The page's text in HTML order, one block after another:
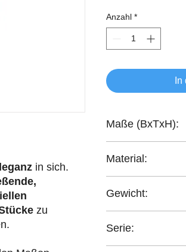
in sich.
zu
Anzahl *
Maße (BxTxH):
Material:
Gewicht:
Serie: